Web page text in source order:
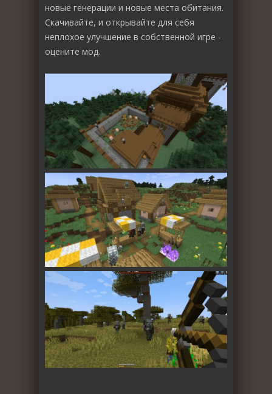
новые генерации и новые места обитания.
Скачивайте, и открывайте для себя
неплохое улучшение в собственной игре -
оцените мод.